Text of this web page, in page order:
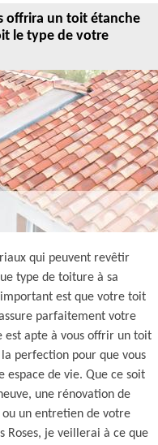
offrira un toit étanche
le type de votre
qui peuvent revêtir
type de toiture à sa
est que votre toit
parfaitement votre
est apte à vous offrir un toit
perfection pour que vous
espace de vie. Que ce soit
une rénovation de
un entretien de votre
Roses, je veillerai à ce que